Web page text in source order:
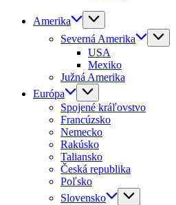
Amerika
Severná Amerika
USA
Mexiko
Južná Amerika
Európa
Spojené kráľovstvo
Francúzsko
Nemecko
Rakúsko
Taliansko
Česká republika
Poľsko
Slovensko